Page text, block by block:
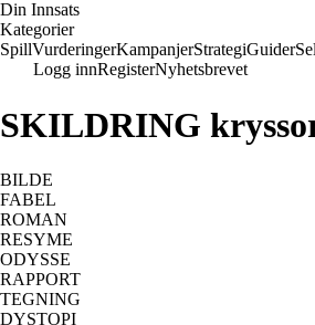
Din Innsats
Kategorier
SpillVurderingerKampanjerStrategiGuider
Logg innRegisterNyhetsbrevet
SKILDRING
BILDE
FABEL
ROMAN
RESYME
ODYSSE
RAPPORT
TEGNING
DYSTOPI